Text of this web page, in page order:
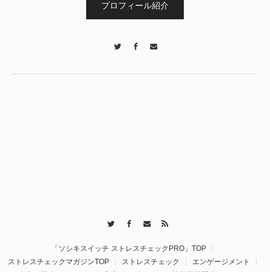
プロフィール紹介
Twitter
RSS
「ソシキスイッチ ストレスチェックPRO」TOP
ストレスチェックマガジンTOP
ストレスチェック
エンゲージメント